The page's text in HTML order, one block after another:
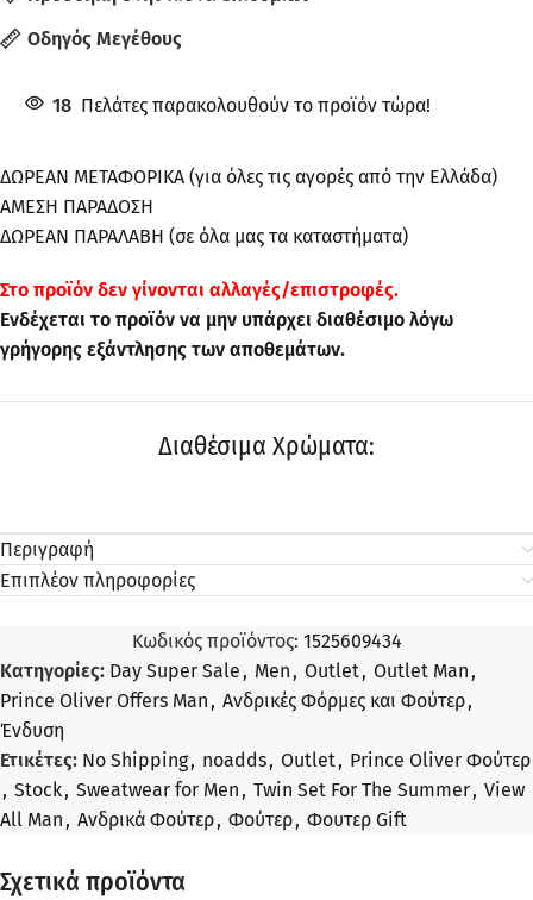
Οδηγός Μεγέθους
18 Πελάτες παρακολουθούν το προϊόν τώρα!
ΔΩΡΕΑΝ ΜΕΤΑΦΟΡΙΚΑ (για όλες τις αγορές από την Ελλάδα)
ΑΜΕΣΗ ΠΑΡΑΔΟΣΗ
ΔΩΡΕΑΝ ΠΑΡΑΛΑΒΗ (σε όλα μας τα καταστήματα)
Στo προϊόν δεν γίνονται αλλαγές/επιστροφές.
Ενδέχεται το προϊόν να μην υπάρχει διαθέσιμο λόγω
γρήγορης εξάντλησης των αποθεμάτων.
Διαθέσιμα Χρώματα:
Περιγραφή
Επιπλέον πληροφορίες
Κωδικός προϊόντος: 1525609434
Κατηγορίες: Day Super Sale, Men, Outlet, Outlet Man,
Prince Oliver Offers Man, Ανδρικές Φόρμες και Φούτερ,
Ένδυση
Ετικέτες: No Shipping, noadds, Outlet, Prince Oliver Φούτερ
, Stock, Sweatwear for Men, Twin Set For The Summer, View
All Man, Ανδρικά Φούτερ, Φούτερ, Φουτερ Gift
Σχετικά προϊόντα